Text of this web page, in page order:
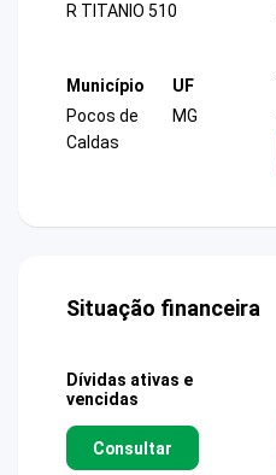
R TITANIO 510
Município
Pocos de
Caldas
UF
MG
Situação financeira
Dívidas ativas e
vencidas
Consultar